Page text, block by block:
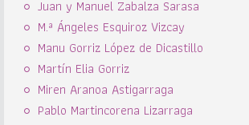
Juan y Manuel Zabalza Sarasa
M.ª Ángeles Esquiroz Vizcay
Manu Gorriz López de Dicastillo
Martín Elia Gorriz
Miren Aranoa Astigarraga
Pablo Martincorena Lizarraga